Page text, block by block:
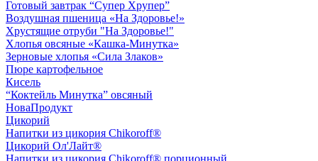
Готовый завтрак “Супер Хрупер”
Воздушная пшеница «На Здоровье!»
Хрустящие отруби "На Здоровье!"
Хлопья овсяные «Кашка-Минутка»
Зерновые хлопья «Сила Злаков»
Пюре картофельное
Кисель
“Коктейль Минутка” овсяный
НоваПродукт
Цикорий
Напитки из цикория Chikoroff®
Цикорий Ол'Лайт®
Напитки из цикория Chikoroff® порционный